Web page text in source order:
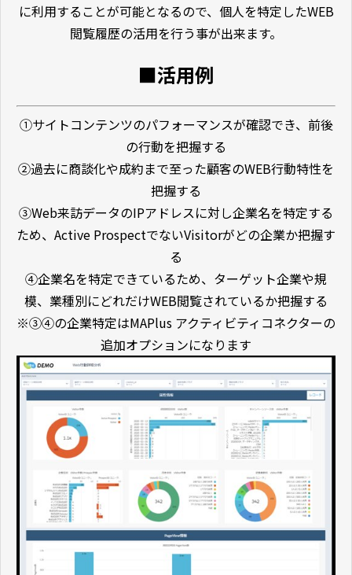
に利用することが可能となるので、個人を特定したWEB
閲覧履歴の活用を行う事が出来ます。
■活用例
①サイトコンテンツのパフォーマンスが確認でき、前後
の行動を把握する
②過去に商談化や成約まで至った顧客のWEB行動特性を
把握する
③Web来訪データのIPアドレスに対し企業名を特定する
ため、Active ProspectでないVisitorがどの企業か把握す
る
④企業名を特定できているため、ターゲット企業や規
模、業種別にどれだけWEB閲覧されているか把握する
※③④の企業特定はMAPlus アクティビティコネクターの
追加オプションになります